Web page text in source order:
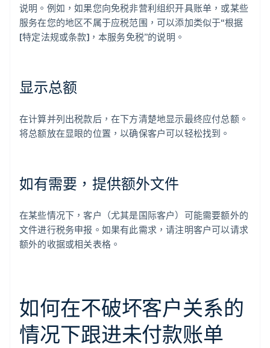
说明。例如，如果您向免税非营利组织开具账单，或某些
服务在您的地区不属于应税范围，可以添加类似于“根据
[特定法规或条款]，本服务免税”的说明。
显示总额
在计算并列出税款后，在下方清楚地显示最终应付总额。
将总额放在显眼的位置，以确保客户可以轻松找到。
如有需要，提供额外文件
在某些情况下，客户（尤其是国际客户）可能需要额外的
文件进行税务申报。如果有此需求，请注明客户可以请求
额外的收据或相关表格。
如何在不破坏客户关系的
情况下跟进未付款账单